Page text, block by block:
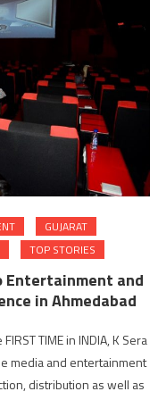
GUJARAT
TOP STORIES
Entertainment and
in Ahmedabad
TIME in INDIA, K Sera
media and entertainment
distribution as well as